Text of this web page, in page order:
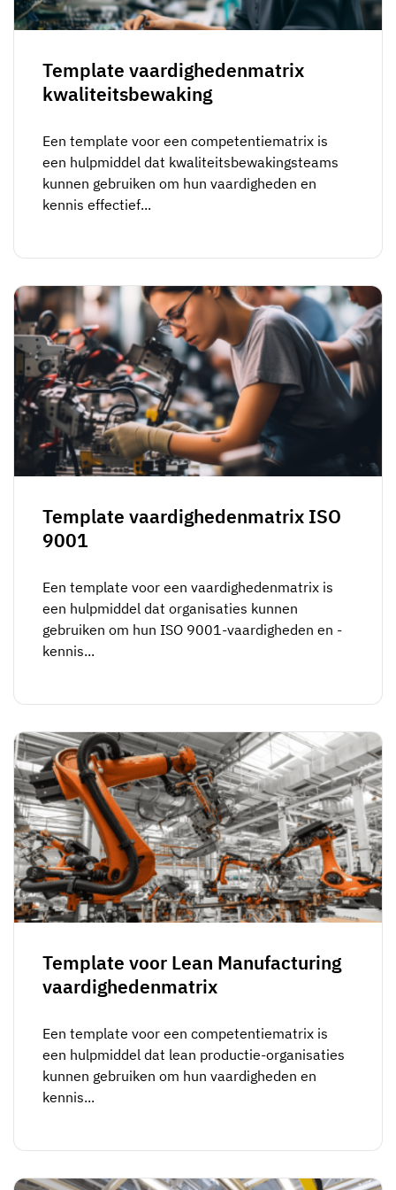
Medewerkersprofiel
Trainingsgeschiedenis
Certificaten & licenties
Frontline skills-app
Compliance
Audit trails
Insights
Skill gap-analyse
Effectiviteit van trainingen
Compliance-dashboards
nu
Per rol
Trainingscoördinator
Operationeel manager
ICT-manager
Auditor
Intersnack
Syngenta
Lenzing
Ashland
Verpakking
Canpack
Vista
Stop met achtervolgen, begin met
automatiseren
Klantsucces
Kennisbank
AG5-status
Ondersteuning
Bedrijf
Template vaardighedenmatrix
kwaliteitsbewaking
Een template voor een competentiematrix is
een hulpmiddel dat kwaliteitsbewakingsteams
kunnen gebruiken om hun vaardigheden en
kennis effectief...
Template vaardighedenmatrix ISO
9001
Een template voor een vaardighedenmatrix is
een hulpmiddel dat organisaties kunnen
gebruiken om hun ISO 9001-vaardigheden en -
kennis...
Template voor Lean Manufacturing
vaardighedenmatrix
Een template voor een competentiematrix is
een hulpmiddel dat lean productie-organisaties
kunnen gebruiken om hun vaardigheden en
kennis...